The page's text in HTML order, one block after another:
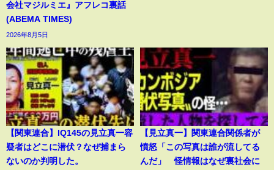
会社マジルミエ』アフレコ裏話
(ABEMA TIMES)
2026年8月5日
【関東連合】IQ145の見立真一容
疑者はどこに潜伏？なぜ捕まら
ないのか判明した。
【見立真一】関東連合関係者が
憤怒「この写真は誰が流してる
んだ」 怪情報はなぜ裏社会に